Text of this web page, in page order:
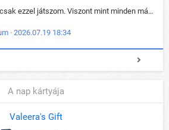
Amióta bejött, csak ezzel játszom. Viszont mint minden más - akár az alapjáték is, ez is baromira összetett lett. Néha már pár kör után is esélytelen az egész. Vagy irreállisan túltápol valaki, vagy lelép a partner, vagy csak hülye mint a segg. És amikor eljönne az én időm, na akkor jön el mindenki másé is. Engem jobban érdekelne, hogy ki milyen ratingen szokott játszani. Na ez lenne egy érdekes adat.
· 2026.07.19 18:34
A nap kártyája
Valeera's Gift